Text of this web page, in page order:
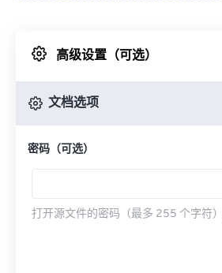
来自 Google
高级设置（可选）
文档选项
密码（可选）
打开源文件的密码（最多 255 个字符）